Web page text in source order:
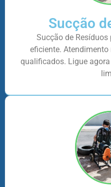
Sucção
Sucção de
eficiente.
qualificados. Ligue